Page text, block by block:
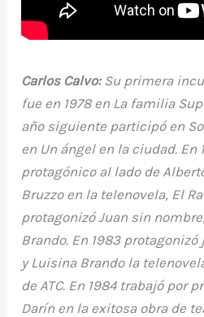
Carlos Calvo:Su primera
fue en 1978 en La familia
año siguiente participó en
en Un ángel en la ciudad.
protagónico al lado de
Bruzzo en la telenovela, El
protagonizó Juan sin
Brando. En 1983
y Luisina Brando la
de ATC. En 1984 trabajó por
Darín en la exitosa obra de